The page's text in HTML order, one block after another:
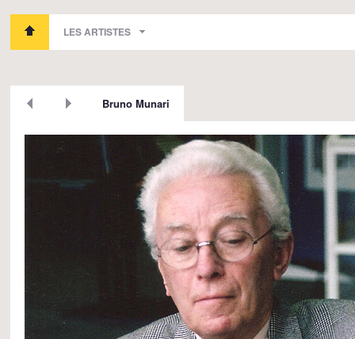
LES ARTISTES
Bruno Munari